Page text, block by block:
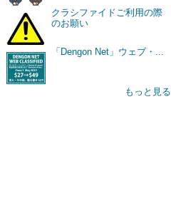
クラシファイドご利用の際
のお願い
「Dengon Net」ウェブ・...
もっと見る